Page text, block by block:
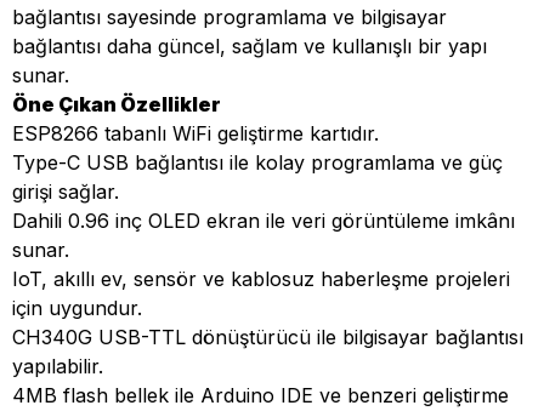
bağlantısı sayesinde programlama ve bilgisayar
bağlantısı daha güncel, sağlam ve kullanışlı bir yapı
sunar.
Öne Çıkan Özellikler
ESP8266 tabanlı WiFi geliştirme kartıdır.
Type-C USB bağlantısı ile kolay programlama ve güç
girişi sağlar.
Dahili 0.96 inç OLED ekran ile veri görüntüleme imkânı
sunar.
IoT, akıllı ev, sensör ve kablosuz haberleşme projeleri
için uygundur.
CH340G USB-TTL dönüştürücü ile bilgisayar bağlantısı
yapılabilir.
4MB flash bellek ile Arduino IDE ve benzeri geliştirme